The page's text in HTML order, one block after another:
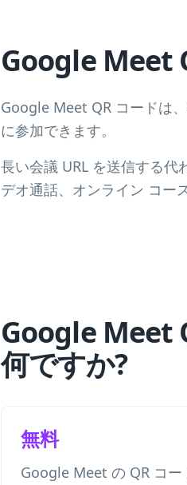
Google Meet
Google Meet QR コードは
に参加できます。
長い会議 URL を送信する
デオ通話、オンライン コー
Google Meet
何ですか?
無料
Google Meet の QR コー